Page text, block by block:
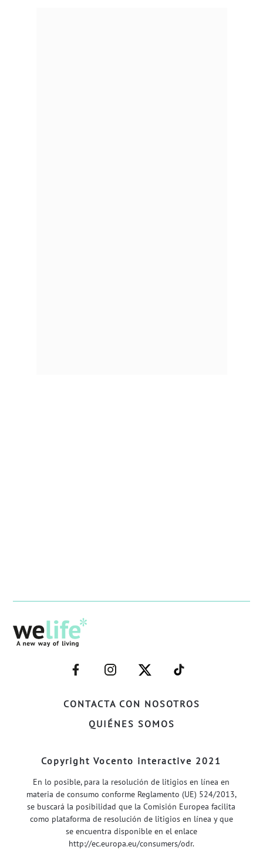
CONTACTA CON NOSOTROS
QUIÉNES SOMOS
–
FACEBOOK–
–
INSTAGRAM–
–
TWITTER–
–
WELIFE–
Copyright Vocento interactive 2021
En lo posible, para la resolución de litigios en línea en
materia de consumo conforme Reglamento (UE) 524/2013,
se buscará la posibilidad que la Comisión Europea facilita
como plataforma de resolución de litigios en línea y que
se encuentra disponible en el enlace
http://ec.europa.eu/consumers/odr.